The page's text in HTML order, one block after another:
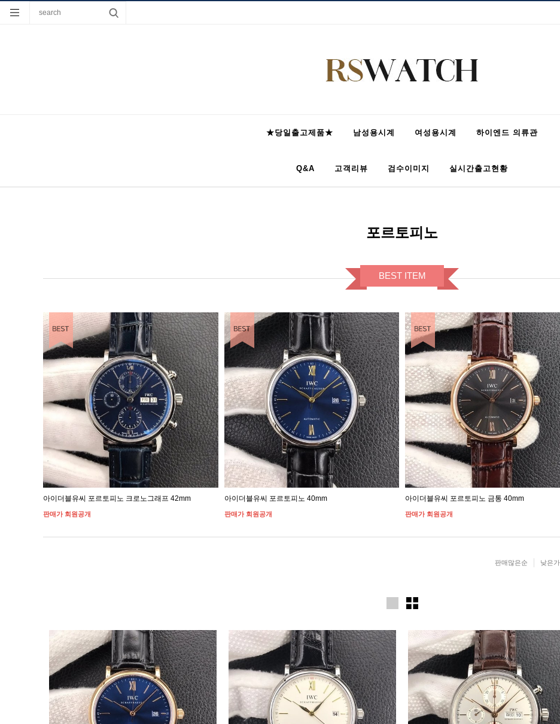
★당일출고제품★ 남성용시계 여성용시계 하이엔드 의류관
Q&A 고객리뷰 검수이미지 실시간출고현황
포르토피노
BEST ITEM
아이더블유씨 포르토피노 크로노그래프 42mm
판매가 회원공개
아이더블유씨 포르토피노 40mm
판매가 회원공개
아이더블유씨 포르토피노 금통 40mm
판매가 회원공개
BEST ITEM BEST ITEM BEST
판매많은순 낮은